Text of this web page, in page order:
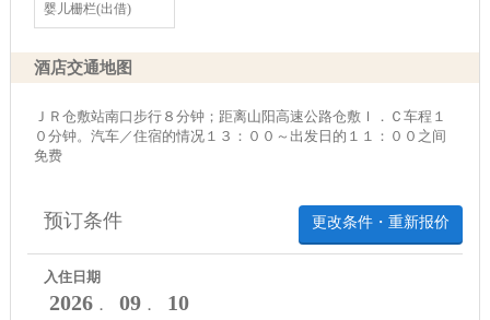
婴儿栅栏(出借)
酒店交通地图
ＪＲ仓敷站南口步行８分钟；距离山阳高速公路仓敷Ｉ．Ｃ车程１
０分钟。汽车／住宿的情况１３：００～出发日的１１：００之间
免费
更改条件・重新报价
预订条件
入住日期
2026． 09． 10